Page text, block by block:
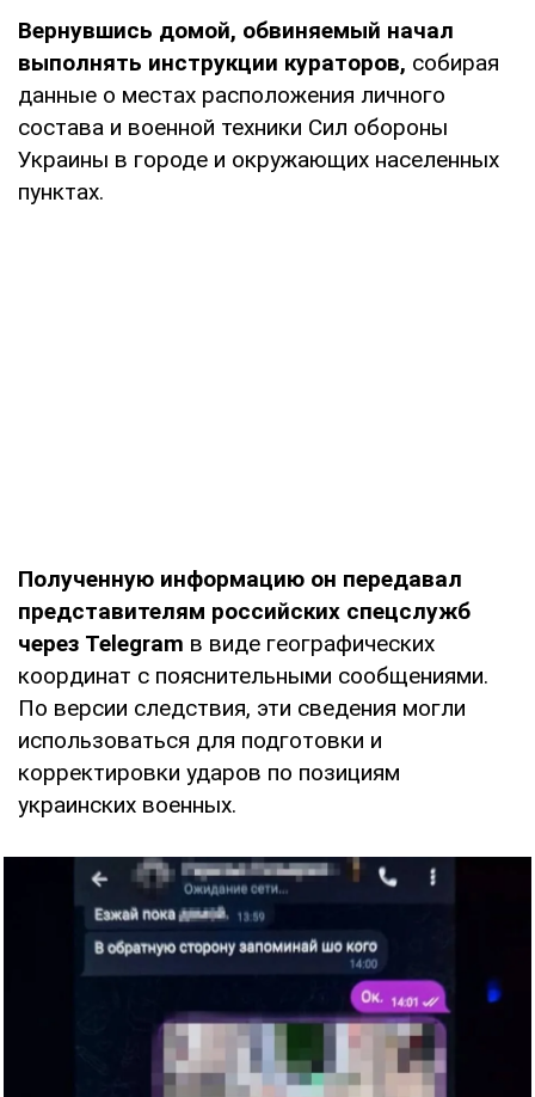
Вернувшись домой, обвиняемый начал
выполнять инструкции кураторов, собирая
данные о местах расположения личного
состава и военной техники Сил обороны
Украины в городе и окружающих населенных
пунктах.
Полученную информацию он передавал
представителям российских спецслужб
через Telegram в виде географических
координат с пояснительными сообщениями.
По версии следствия, эти сведения могли
использоваться для подготовки и
корректировки ударов по позициям
украинских военных.